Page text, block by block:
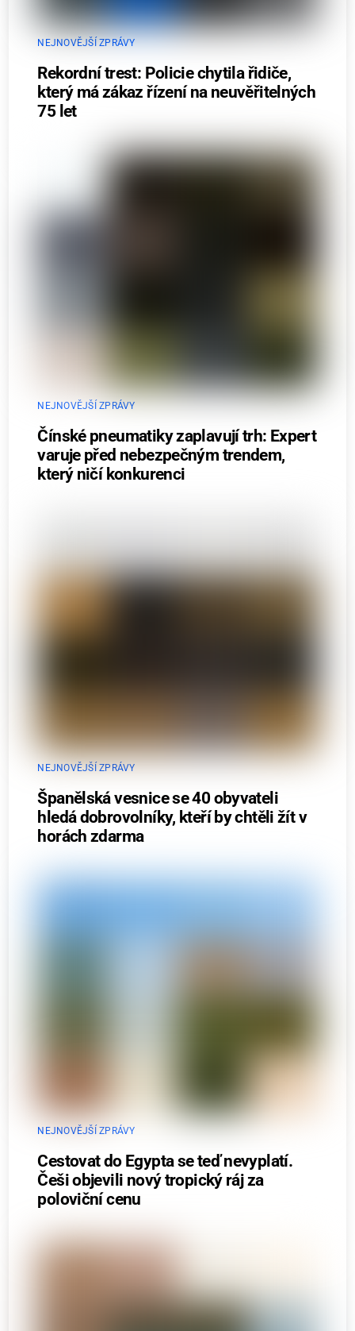
NEJNOVĚJŠÍ ZPRÁVY
Rekordní trest: Policie chytila řidiče,
který má zákaz řízení na neuvěřitelných
75 let
NEJNOVĚJŠÍ ZPRÁVY
Čínské pneumatiky zaplavují trh: Expert
varuje před nebezpečným trendem,
který ničí konkurenci
NEJNOVĚJŠÍ ZPRÁVY
Španělská vesnice se 40 obyvateli
hledá dobrovolníky, kteří by chtěli žít v
horách zdarma
NEJNOVĚJŠÍ ZPRÁVY
Cestovat do Egypta se teď nevyplatí.
Češi objevili nový tropický ráj za
poloviční cenu